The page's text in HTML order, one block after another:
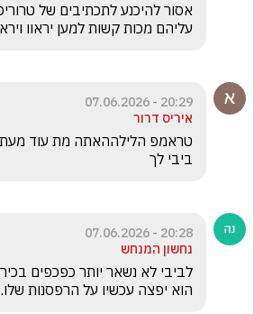
עליהם מכות קשות למען יראוו
20:29 - 07.06.2026
איריס דרור
ביבי לך
20:28 - 07.06.2026
נחשון המנחש
הוא יפצה עכשיו על הרפסנות